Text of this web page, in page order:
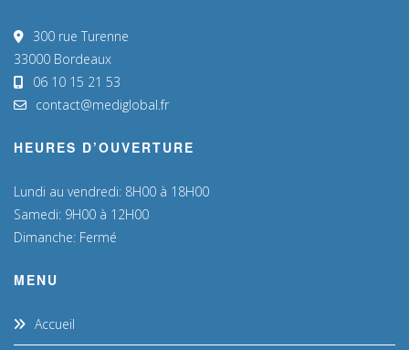
300 rue Turenne
33000 Bordeaux
06 10 15 21 53
contact@mediglobal.fr
HEURES D’OUVERTURE
Lundi au vendredi: 8H00 à 18H00
Samedi: 9H00 à 12H00
Dimanche: Fermé
MENU
Accueil